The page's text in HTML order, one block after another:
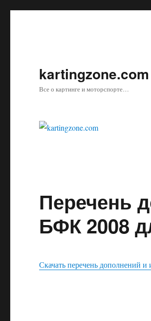
kartingzone.com
Все о картинге и моторспорте…
Перечень
БФК 2008
Скачать перечень дополнений